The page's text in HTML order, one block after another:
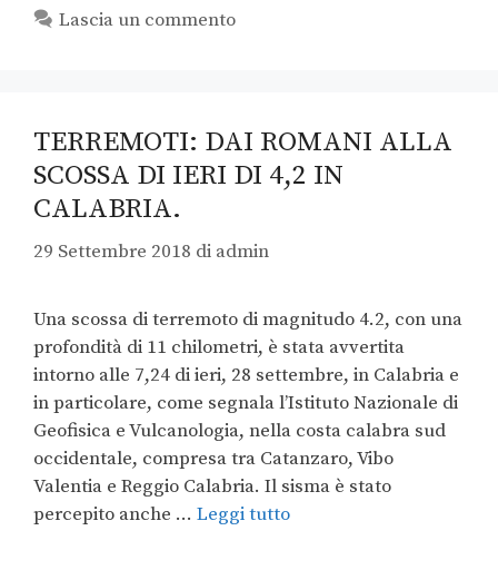
Lascia un commento
TERREMOTI: DAI ROMANI ALLA
SCOSSA DI IERI DI 4,2 IN
CALABRIA.
29 Settembre 2018 di admin
Una scossa di terremoto di magnitudo 4.2, con una
profondità di 11 chilometri, è stata avvertita
intorno alle 7,24 di ieri, 28 settembre, in Calabria e
in particolare, come segnala l’Istituto Nazionale di
Geofisica e Vulcanologia, nella costa calabra sud
occidentale, compresa tra Catanzaro, Vibo
Valentia e Reggio Calabria. Il sisma è stato
percepito anche … Leggi tutto